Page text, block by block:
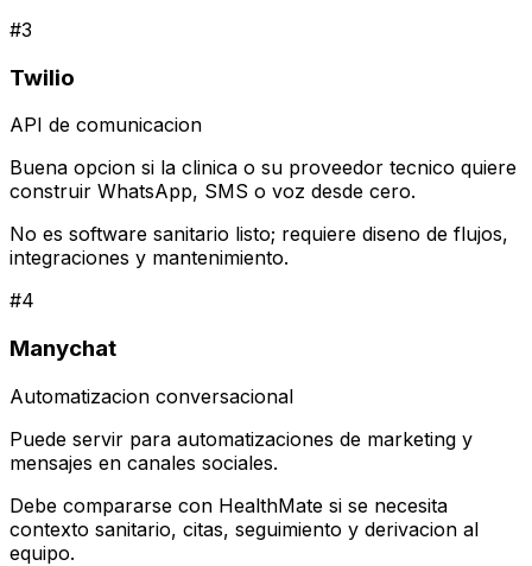
#3
Twilio
API de comunicacion
Buena opcion si la clinica o su proveedor tecnico quiere
construir WhatsApp, SMS o voz desde cero.
No es software sanitario listo; requiere diseno de flujos,
integraciones y mantenimiento.
#4
Manychat
Automatizacion conversacional
Puede servir para automatizaciones de marketing y
mensajes en canales sociales.
Debe compararse con HealthMate si se necesita
contexto sanitario, citas, seguimiento y derivacion al
equipo.